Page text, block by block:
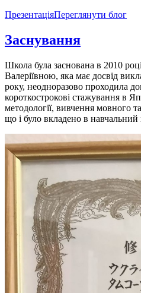
ПрезентаціяПереглянути блог
Заснування
Школа була заснована в 2010
Валеріївною, яка має досвід
року, неодноразово проходила
короткострокові стажування в
методології, вивчення мовного
що і було вкладено в